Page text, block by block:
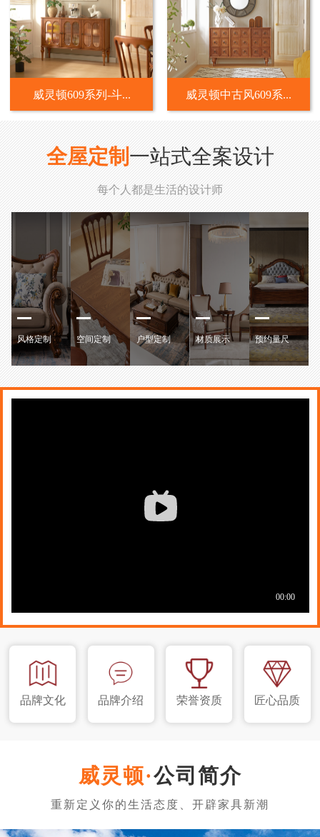
威灵顿609系列-斗... 威灵顿中古风609系...
全屋定制 一站式全案设计
每个人都是生活的设计师
风格定制 空间定制 户型定制 材质展示 预约量尺
品牌文化 品牌介绍 荣誉资质 匠心品质
公司简介